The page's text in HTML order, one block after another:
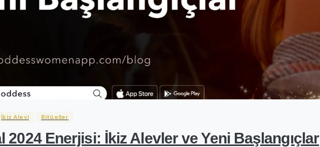
İkiz Alevi Ritüeller
2024 Enerjisi: İkiz Alevler ve Yeni Başlangıçlar